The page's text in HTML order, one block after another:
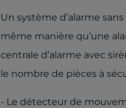
Un système d’alarme
même manière qu’une
centrale d’alarme avec
le nombre de pièces à
- Le détecteur de